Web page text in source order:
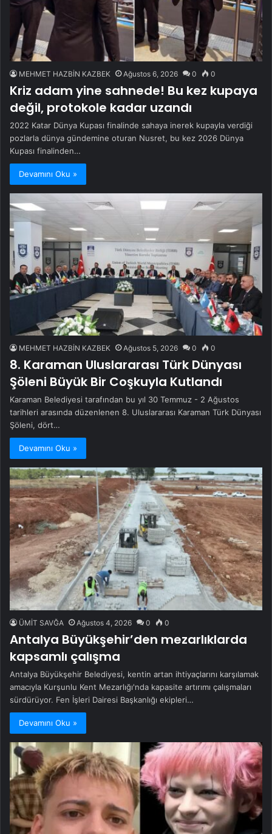
MEHMET HAZBİN KAZBEK Ağustos 6, 2026 0 0
Kriz adam yine sahnede! Bu kez kupaya
değil, protokole kadar uzandı
2022 Katar Dünya Kupası finalinde sahaya inerek kupayla verdiği
pozlarla dünya gündemine oturan Nusret, bu kez 2026 Dünya
Kupası finalinden…
Devamını Oku »
MEHMET HAZBİN KAZBEK Ağustos 5, 2026 0 0
8. Karaman Uluslararası Türk Dünyası
Şöleni Büyük Bir Coşkuyla Kutlandı
Karaman Belediyesi tarafından bu yıl 30 Temmuz - 2 Ağustos
tarihleri arasında düzenlenen 8. Uluslararası Karaman Türk Dünyası
Şöleni, dört…
Devamını Oku »
ÜMİT SAVĞA Ağustos 4, 2026 0 0
Antalya Büyükşehir’den mezarlıklarda
kapsamlı çalışma
Antalya Büyükşehir Belediyesi, kentin artan ihtiyaçlarını karşılamak
amacıyla Kurşunlu Kent Mezarlığı'nda kapasite artırımı çalışmaları
sürdürüyor. Fen İşleri Dairesi Başkanlığı ekipleri…
Devamını Oku »